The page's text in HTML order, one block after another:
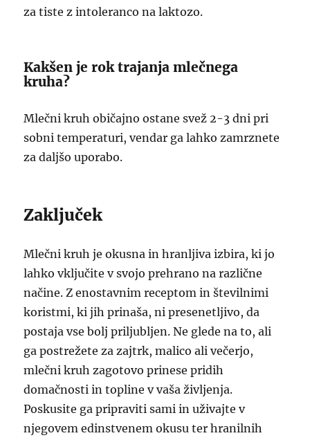
za tiste z intoleranco na laktozo.
Kakšen je rok trajanja mlečnega
kruha?
Mlečni kruh običajno ostane svež 2-3 dni pri
sobni temperaturi, vendar ga lahko zamrznete
za daljšo uporabo.
Zaključek
Mlečni kruh je okusna in hranljiva izbira, ki jo
lahko vključite v svojo prehrano na različne
načine. Z enostavnim receptom in številnimi
koristmi, ki jih prinaša, ni presenetljivo, da
postaja vse bolj priljubljen. Ne glede na to, ali
ga postrežete za zajtrk, malico ali večerjo,
mlečni kruh zagotovo prinese pridih
domačnosti in topline v vaša življenja.
Poskusite ga pripraviti sami in uživajte v
njegovem edinstvenem okusu ter hranilnih